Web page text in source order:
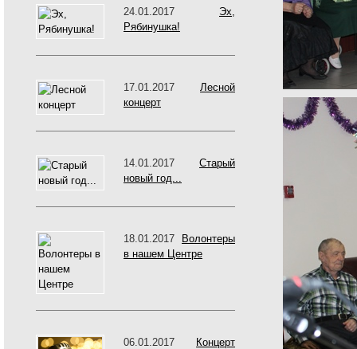
24.01.2017 Эх,
Рябинушка!
17.01.2017 Лесной
концерт
14.01.2017 Старый
новый год...
18.01.2017 Волонтеры
в нашем Центре
06.01.2017 Концерт